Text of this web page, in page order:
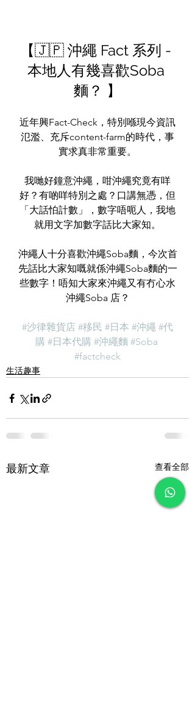
【🇯🇵 沖繩 Fact 系列 -
本地人有幾喜歡Soba
麵？ 】
近年興Fact-Check，特別喺現今資訊
氾濫、充斥content-farm的時代，事
實求真非常重要。
我哋好鐘意沖繩，咁沖繩究竟有咩
好？有啲咩特別之處？口講無憑，但
「大話怕計數」，數字唔呃人，我地
就用文字加數字話比大家知。
沖繩人十分喜歡沖繩Soba麵，今次首
先話比大家知嘅就係沖繩Soba麵的一
些數字！唔知大家來沖繩又有冇心水
沖繩Soba 店？
#沙律雜貨店 #移民 #日本 #沖繩 #代
購 #日本代購 #沖繩麵 #Soba
#factcheck
生活趣事
最新文章 查看全部